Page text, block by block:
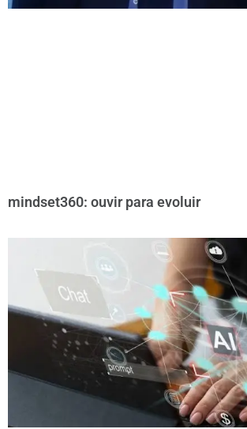
mindset360: ouvir para evoluir